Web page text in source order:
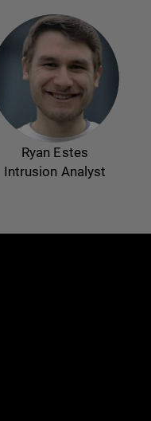
Ryan Estes
Intrusion Analyst